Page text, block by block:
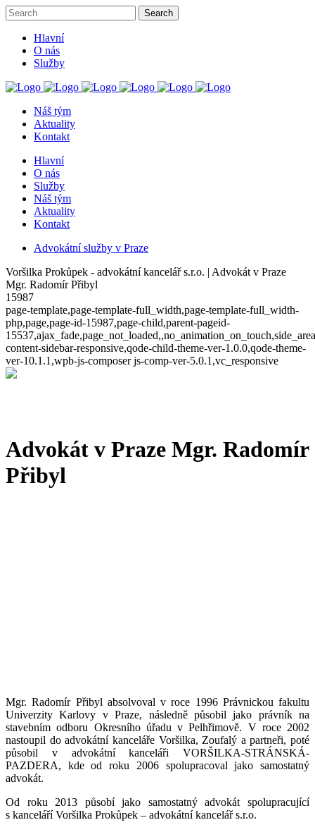
Hlavní
O nás
Služby
Náš tým
Aktuality
Kontakt
Hlavní
O nás
Služby
Náš tým
Aktuality
Kontakt
Advokátní služby v Praze
Voršilka Prokůpek - advokátní kancelář s.r.o. | Advokát v Praze
Mgr. Radomír Přibyl
15987
page-template,page-template-full_width,page-template-full_width-
php,page,page-id-15987,page-child,parent-pageid-
content-sidebar-responsive,qode-child-theme-ver-1.0.0,qode-theme-
ver-10.1.1,wpb-js-composer js-comp-ver-5.0.1,vc_responsive
Advokát v Praze Mgr. Radomír
Přibyl
Mgr. Radomír Přibyl absolvoval v roce 1996 Právnickou fakultu
Univerzity Karlovy v Praze, následně působil jako právník na
stavebním odboru Okresního úřadu v Pelhřimově. V roce 2002
nastoupil do advokátní kanceláře Voršilka, Zoufalý a partneři, poté
působil v advokátní kanceláři VORŠILKA-STRÁNSKÁ-
PAZDERA, kde od roku 2006 spolupracoval jako samostatný
advokát.
Od roku 2013 působí jako samostatný advokát spolupracující
s kanceláří Voršilka Prokůpek – advokátní kancelář s.r.o.